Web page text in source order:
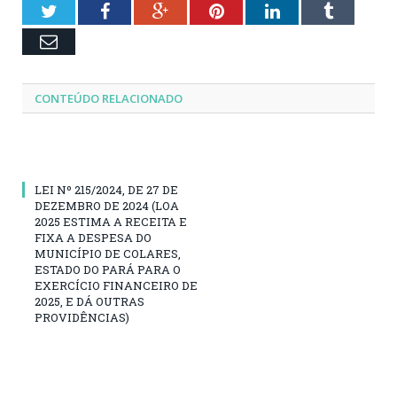
TwitterFacebookGoogle+PinterestLinkedInTumblr
Email
CONTEÚDO RELACIONADO
LEI Nº 215/2024, DE 27 DE
DEZEMBRO DE 2024 (LOA
2025 ESTIMA A RECEITA E
FIXA A DESPESA DO
MUNICÍPIO DE COLARES,
ESTADO DO PARÁ PARA O
EXERCÍCIO FINANCEIRO DE
2025, E DÁ OUTRAS
PROVIDÊNCIAS)